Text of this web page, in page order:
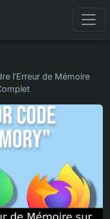
l’Erreur de Mémoire